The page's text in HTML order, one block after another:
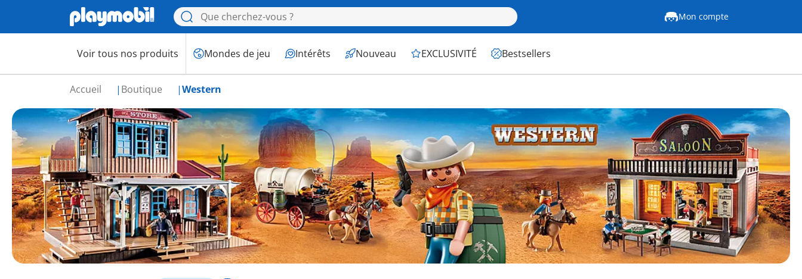
Mon compte
Voir tous nos produits Mondes de jeu Intérêts Nouveau EXCLUSIVITÉ Bestsellers
Accueil Boutique Western